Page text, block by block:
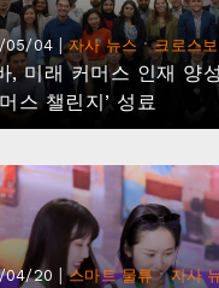
05/04 | 자사 뉴스 ·크로스
, 미래 커머스 인재 양
스 챌린지’ 성료
20 스마트 물류·자사